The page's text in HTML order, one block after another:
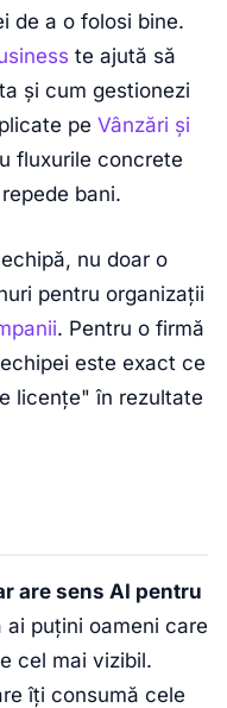
de a o folosi bine.
te ajută să
și cum gestionezi
pe Vânzări și
fluxurile concrete
bani.
nu doar o
pentru organizații
. Pentru o firmă
este exact ce
licențe" în rezultate
are sens AI pentru
puțini oameni care
cel mai vizibil.
îți consumă cele